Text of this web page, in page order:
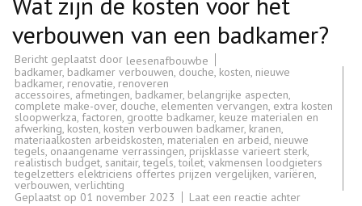
verbouwen van een badkamer?
Bericht geplaatst door leesenafbouwbe
badkamer, badkamer verbouwen, douche, kosten, nieuwe
badkamer, renovatie, renoveren
accessoires, afmetingen, badkamer, belangrijke aspecten,
complete make-over, douche, elementen vervangen, extra kosten
sloopwerkza, factoren, grootte badkamer, keuze materialen en
afwerking, kosten, kosten verbouwen badkamer, kranen,
materiaalkosten arbeidskosten, materialen en arbeid, nieuwe
tegels, onaangename verrassingen, prijsklasse varieert sterk,
realistisch budget, sanitair,tegels,toilet, vakmensen loodgieters
tegelzetters elektriciens offertes prijzen vergelijken, variëren,
verbouwen, verlichting
Geplaatst op 01 november 2023 Laat een reactie achterop